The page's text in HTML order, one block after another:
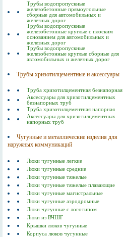
Трубы водопропускные
железобетонные прямоугольные
сборные для автомобильных и
железных дорог
Трубы водопропускные
железобетонные круглые с плоским
основанием для автомобильных и
железных дорог
Трубы водопропускные
железобетонные круглые сборные для
автомобильных и железных дорог
Трубы хризотилцементные и аксессуары
Труба хризотилцементная безнапорная
Аксессуары для хризотилцементных
безнапорных труб
Труба хризотилцементная напорная
Аксессуары для хризотилцементных
напорных труб
Чугунные и металлические изделия для
наружных коммуникаций
Люки чугунные легкие
Люки чугунные средние
Люки чугунные тяжелые
Люки чугунные тяжелые плавающие
Люки чугунные магистральные
Люки чугунные аэродромные
Люки чугунные с логотипом
Люки из ВЧШГ
Крышки люков чугунные
Корпуса люков чугунные